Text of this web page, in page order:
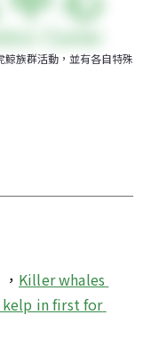
族群活動，並有各自特殊
Killer whales
in first for